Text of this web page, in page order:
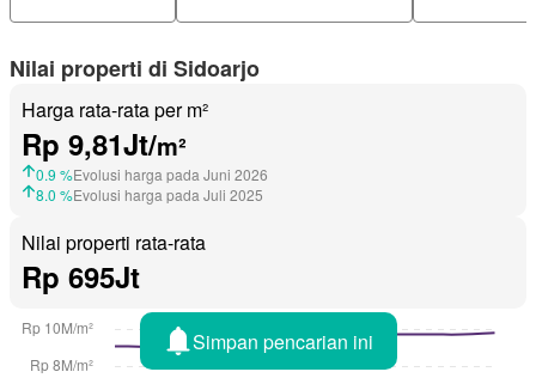
Nilai properti di Sidoarjo
Harga rata-rata per m²
Rp 9,81Jt/m²
0.9 %Evolusi harga pada Juni 2026
8.0 %Evolusi harga pada Juli 2025
Nilai properti rata-rata
Rp 695Jt
Simpan pencarian ini